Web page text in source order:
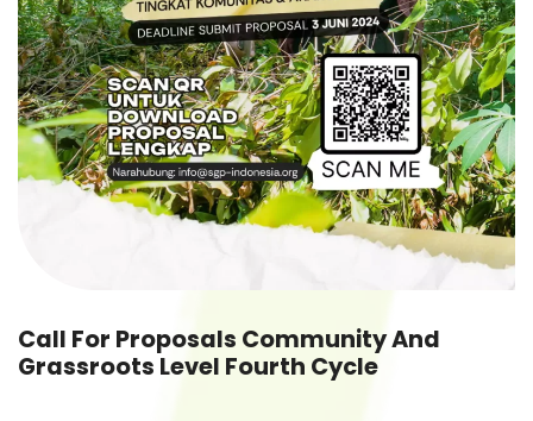
Call For Proposals Community And
Grassroots Level Fourth Cycle